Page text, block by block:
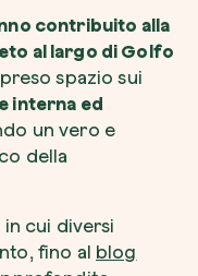
contribuito alla
al largo di Golfo
spazio sui
interna ed
un vero e
della
in cui diversi
fino al blog
un albero. Scegli tra
e
sulla
campo